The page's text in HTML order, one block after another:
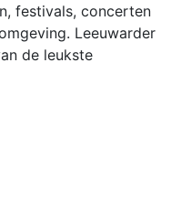
festivals, concerten
Leeuwarder
de leukste